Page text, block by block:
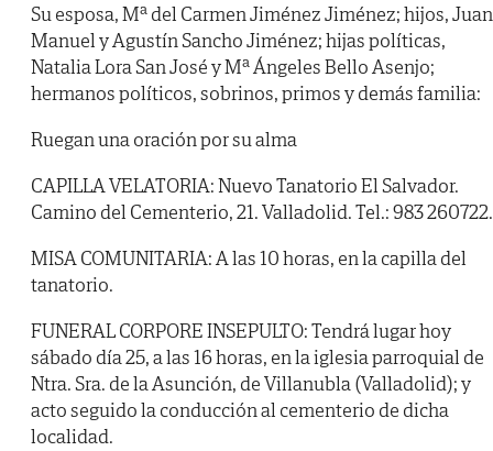
Su esposa, Mª del Carmen Jiménez Jiménez; hijos, Juan
Manuel y Agustín Sancho Jiménez; hijas políticas,
Natalia Lora San José y Mª Ángeles Bello Asenjo;
hermanos políticos, sobrinos, primos y demás familia:
Ruegan una oración por su alma
CAPILLA VELATORIA: Nuevo Tanatorio El Salvador.
Camino del Cementerio, 21. Valladolid. Tel.: 983 260722.
MISA COMUNITARIA: A las 10 horas, en la capilla del
tanatorio.
FUNERAL CORPORE INSEPULTO: Tendrá lugar hoy
sábado día 25, a las 16 horas, en la iglesia parroquial de
Ntra. Sra. de la Asunción, de Villanubla (Valladolid); y
acto seguido la conducción al cementerio de dicha
localidad.